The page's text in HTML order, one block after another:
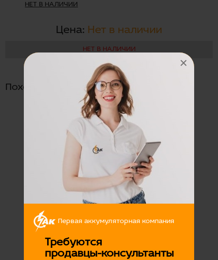
Первая аккумуляторная компания
Требуются
продавцы-консультанты
×
НЕТ В НАЛИЧИИ
Цена: Нет в наличии
НЕТ В НАЛИЧИИ
Похожие товары
Перемычка АКБ S35/L25
КАМАЗ ухо-ухо